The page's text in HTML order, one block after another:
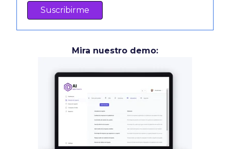
Mira nuestro demo: